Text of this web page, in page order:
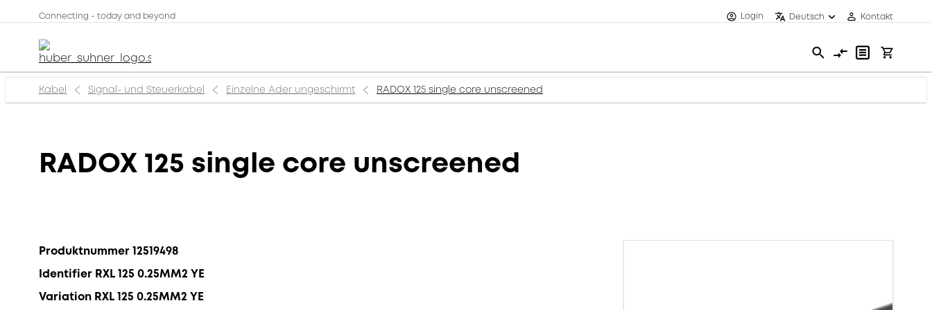
Connecting - today and beyond Login Deutsch Kontakt
Kabel Signal- und Steuerkabel Einzelne Ader ungeschirmt RADOX 125 single core unscreened
RADOX 125 single core unscreened
Produktnummer 12519498
Identifier RXL 125 0.25MM2 YE
Variation RXL 125 0.25MM2 YE